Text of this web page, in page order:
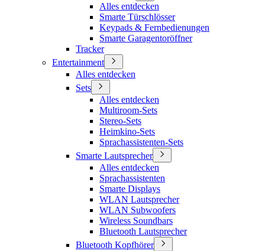
Alles entdecken
Smarte Türschlösser
Keypads & Fernbedienungen
Smarte Garagentoröffner
Tracker
Entertainment
Alles entdecken
Sets
Alles entdecken
Multiroom-Sets
Stereo-Sets
Heimkino-Sets
Sprachassistenten-Sets
Smarte Lautsprecher
Alles entdecken
Sprachassistenten
Smarte Displays
WLAN Lautsprecher
WLAN Subwoofers
Wireless Soundbars
Bluetooth Lautsprecher
Bluetooth Kopfhörer